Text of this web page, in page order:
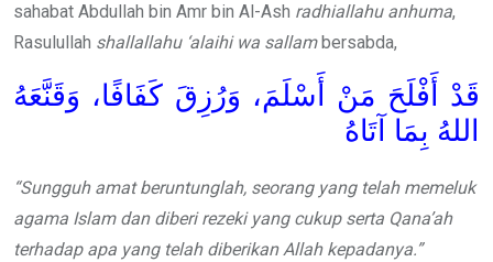
sahabat Abdullah bin Amr bin Al-Ash radhiallahu anhuma,
Rasulullah shallallahu ‘alaihi wa sallambersabda,
قَدْ أَفْلَحَ مَنْ أَسْلَمَ، وَرُزِقَ كَفَافًا، وَقَنَّعَهُ
اللهُ بِمَا آتَاهُ
“Sungguh amat beruntunglah, seorang yang telah memeluk
agama Islam dan diberi rezeki yang cukup serta Qana’ah
terhadap apa yang telah diberikan Allah kepadanya.”